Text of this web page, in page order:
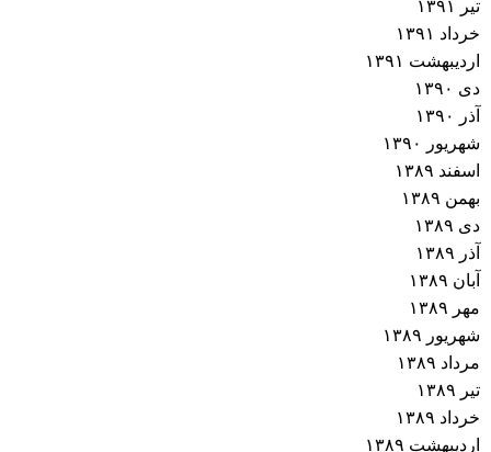
تیر ۱۳۹۱
خرداد ۱۳۹۱
اردیبهشت ۱۳۹۱
دی ۱۳۹۰
آذر ۱۳۹۰
شهریور ۱۳۹۰
اسفند ۱۳۸۹
بهمن ۱۳۸۹
دی ۱۳۸۹
آذر ۱۳۸۹
آبان ۱۳۸۹
مهر ۱۳۸۹
شهریور ۱۳۸۹
مرداد ۱۳۸۹
تیر ۱۳۸۹
خرداد ۱۳۸۹
اردیبهشت ۱۳۸۹